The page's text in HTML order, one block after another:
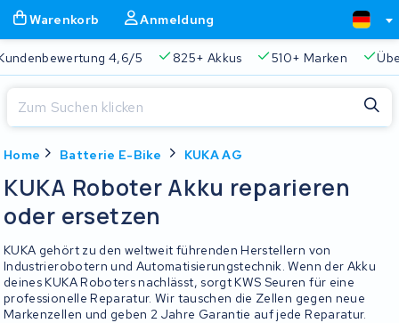
Warenkorb Anmeldung
4,6/5 825+ Akkus 510+ Marken Über 45.000
Home Batterie E-Bike KUKA AG
KUKA Roboter Akku reparieren
oder ersetzen
KUKA gehört zu den weltweit führenden Herstellern von
Industrierobotern und Automatisierungstechnik. Wenn der Akku
deines KUKA Roboters nachlässt, sorgt KWS Seuren für eine
professionelle Reparatur. Wir tauschen die Zellen gegen neue
Markenzellen und geben 2 Jahre Garantie auf jede Reparatur.
Ihr Warenkorb ist leer.
Immer eine passende Lösung 2 Jahre Garantie
Schließen
Beginnen Sie mit der Eingabe in der Suchleiste, um zu suchen